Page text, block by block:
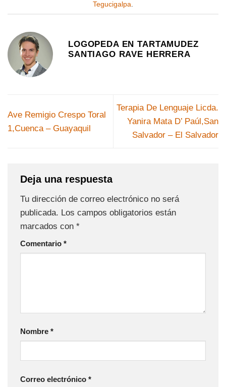
Tegucigalpa.
LOGOPEDA EN TARTAMUDEZ
SANTIAGO RAVE HERRERA
Ave Remigio Crespo Toral
1,Cuenca – Guayaquil
Terapia De Lenguaje Licda.
Yanira Mata D’ Paúl,San
Salvador – El Salvador
Deja una respuesta
Tu dirección de correo electrónico no será
publicada. Los campos obligatorios están
marcados con *
Comentario *
Nombre *
Correo electrónico *